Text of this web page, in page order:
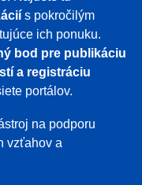
s pokročilým
ich ponuku.
bod pre publikáciu
a registráciu
portálov.
na podporu
vzťahov a